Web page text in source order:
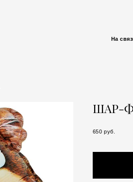
На
ШАР-
650 pуб.